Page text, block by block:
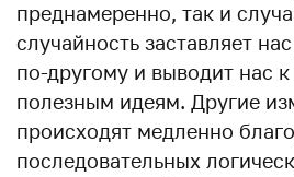
преднамеренно, так и
случайность заставляет
по-другому и выводит нас
полезным идеям. Другие
происходят медленно
последовательных